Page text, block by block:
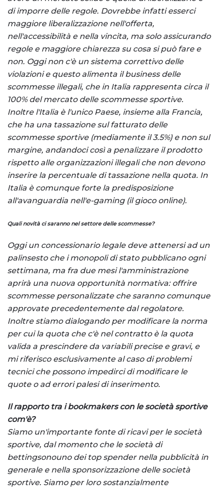
di imporre delle regole. Dovrebbe infatti esserci
maggiore liberalizzazione nell'offerta,
nell'accessibilità e nella vincita, ma solo assicurando
regole e maggiore chiarezza su cosa si può fare e
non. Oggi non c'è un sistema correttivo delle
violazioni e questo alimenta il business delle
scommesse illegali, che in Italia rappresenta circa il
100% del mercato delle scommesse sportive.
Inoltre l'Italia è l'unico Paese, insieme alla Francia,
che ha una tassazione sul fatturato delle
scommesse sportive (mediamente il 3.5%) e non sul
margine, andandoci così a penalizzare il prodotto
rispetto alle organizzazioni illegali che non devono
inserire la percentuale di tassazione nella quota. In
Italia è comunque forte la predisposizione
all'avanguardia nell'e-gaming (il gioco online).
Quali novità ci saranno nel settore delle scommesse?
Oggi un concessionario legale deve attenersi ad un
palinsesto che i monopoli di stato pubblicano ogni
settimana, ma fra due mesi l'amministrazione
aprirà una nuova opportunità normativa: offrire
scommesse personalizzate che saranno comunque
approvate precedentemente dal regolatore.
Inoltre stiamo dialogando per modificare la norma
per cui la quota che c'è nel contratto è la quota
valida a prescindere da variabili precise e gravi, e
mi riferisco esclusivamente al caso di problemi
tecnici che possono impedirci di modificare le
quote o ad errori palesi di inserimento.
Il rapportotra ibookmakerscon le società sportive
com'è?
Siamo un'importante fonte di ricavi per le società
sportive, dal momento che le società di
bettingsonouno dei top spender nella pubblicità in
generale e nella sponsorizzazione delle società
sportive. Siamo per loro sostanzialmente